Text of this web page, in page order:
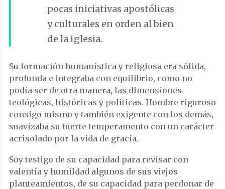
pocas iniciativas apostólicas
y culturales en orden al bien
de la Iglesia.
Su formación humanística y religiosa era sólida,
profunda e integraba con equilibrio, como no
podía ser de otra manera, las dimensiones
teológicas, históricas y políticas. Hombre riguroso
consigo mismo y también exigente con los demás,
suavizaba su fuerte temperamento con un carácter
acrisolado por la vida de gracia.
Soy testigo de su capacidad para revisar con
valentía y humildad algunos de sus viejos
planteamientos, de su capacidad para perdonar de